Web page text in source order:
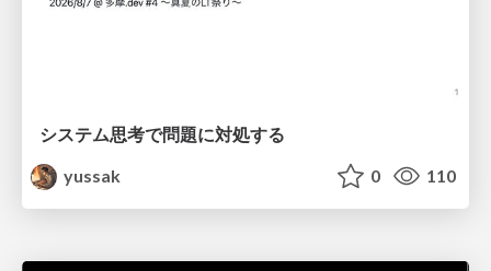
システム思考で問題に対処する
yussak
0 110